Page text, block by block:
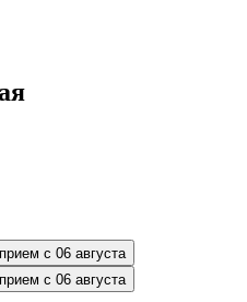
с 06 августа
с 06 августа